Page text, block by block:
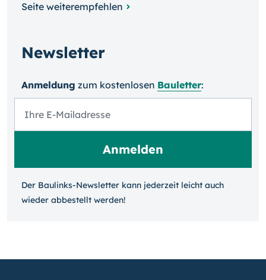
Seite weiterempfehlen
Newsletter
Anmeldung zum kosten­losen Bauletter:
Der Baulinks-Newsletter kann jeder­zeit leicht auch
wieder ab­bestellt werden!